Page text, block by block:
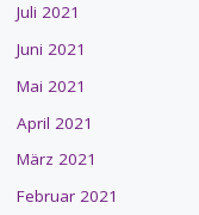
Juli 2021
Juni 2021
Mai 2021
April 2021
März 2021
Februar 2021